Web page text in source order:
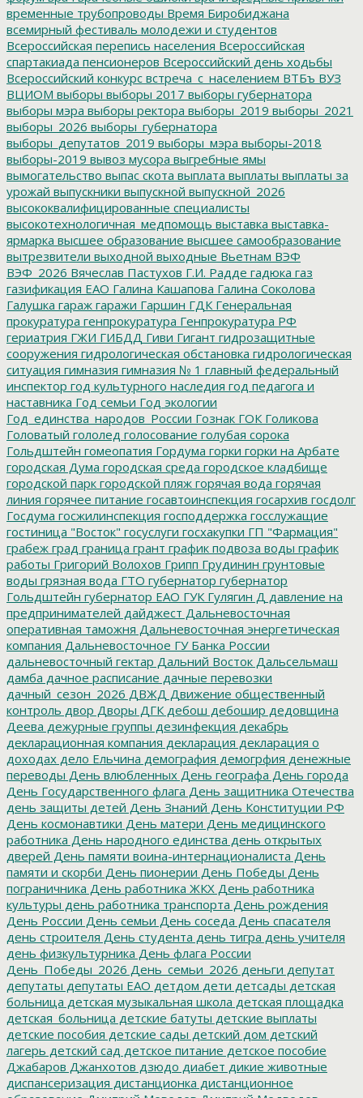
временные трубопроводы Время Биробиджана
всемирный фестиваль молодежи и студентов
Всероссийская перепись населения Всероссийская
спартакиада пенсионеров Всероссийский день ходьбы
Всероссийский конкурс встреча_с_населением ВТБъ ВУЗ
ВЦИОМ выборы выборы 2017 выборы губернатора
выборы мэра выборы ректора выборы_2019 выборы_2021
выборы_2026 выборы_губернатора
выборы_депутатов_2019 выборы_мэра выборы-2018
выборы-2019 вывоз мусора выгребные ямы
вымогательство выпас скота выплата выплаты выплаты за
урожай выпускники выпускной выпускной_2026
высококвалифицированные специалисты
высокотехнологичная_медпомощь выставка выставка-
ярмарка высшее образование высшее самообразование
вытрезвители выходной выходные Вьетнам ВЭФ
ВЭФ_2026 Вячеслав Пастухов Г.И. Радде гадюка газ
газификация ЕАО Галина Кашапова Галина Соколова
Галушка гараж гаражи Гаршин ГДК Генеральная
прокуратура генпрокуратура Генпрокуратура РФ
гериатрия ГЖИ ГИБДД Гиви Гигант гидрозащитные
сооружения гидрологическая обстановка гидрологическая
ситуация гимназия гимназия № 1 главный федеральный
инспектор год культурного наследия год педагога и
наставника Год семьи Год экологии
Год_единства_народов_России Гознак ГОК Голикова
Головатый гололед голосование голубая сорока
Гольдштейн гомеопатия Гордума горки горки на Арбате
городская Дума городская среда городское кладбище
городской парк городской пляж горячая вода горячая
линия горячее питание госавтоинспекция госархив госдолг
Госдума госжилинспекция господдержка госслужащие
гостиница "Восток" госуслуги госхакупки ГП "Фармация"
грабеж град граница грант график подвоза воды график
работы Григорий Волохов Грипп Грудинин грунтовые
воды грязная вода ГТО губернатор губернатор
Гольдштейн губернатор ЕАО ГУК Гулягин Д давление на
предпринимателей дайджест Дальневосточная
оперативная таможня Дальневосточная энергетическая
компания Дальневосточное ГУ Банка России
дальневосточный гектар Дальний Восток Дальсельмаш
дамба дачное расписание дачные перевозки
дачный_сезон_2026 ДВЖД Движение общественный
контроль двор Дворы ДГК дебош дебошир дедовщина
Деева дежурные группы дезинфекция декабрь
декларационная компания декларация декларация о
доходах дело Ельчина демография демогрфия денежные
переводы День влюбленных День географа День города
День Государственного флага День защитника Отечества
день защиты детей День Знаний День Конституции РФ
День космонавтики День матери День медицинского
работника День народного единства день открытых
дверей День памяти воина-интернационалиста День
памяти и скорби День пионерии День Победы День
пограничника День работника ЖКХ День работника
культуры день работника транспорта День рождения
День России День семьи День соседа День спасателя
день строителя День студента день тигра день учителя
день физкультурника День флага России
День_Победы_2026 День_семьи_2026 деньги депутат
депутаты депутаты ЕАО детдом дети детсады детская
больница детская музыкальная школа детская площадка
детская_больница детские батуты детские выплаты
детские пособия детские сады детский дом детский
лагерь детский сад детское питание детское пособие
Джабаров Джанхотов дзюдо диабет дикие животные
диспансеризация дистанционка дистанционное